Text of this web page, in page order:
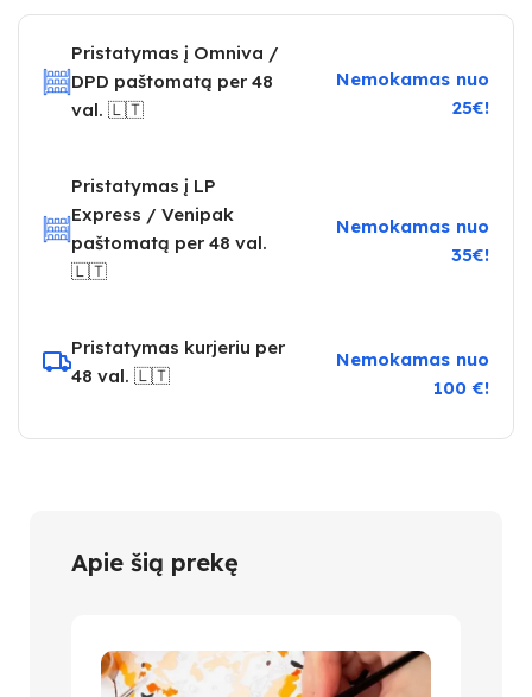
Pristatymas į Omniva /
DPD paštomatą per 48
val. 🇱🇹
Nemokamas nuo
25€!
Pristatymas į LP
Express / Venipak
paštomatą per 48 val.
🇱🇹
Nemokamas nuo
35€!
Pristatymas kurjeriu per
48 val. 🇱🇹
Nemokamas nuo
100 €!
Apie šią prekę